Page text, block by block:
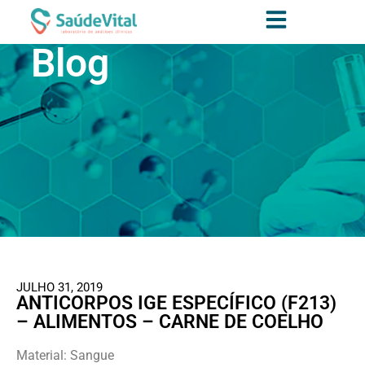
Blog
JULHO 31, 2019
ANTICORPOS IGE ESPECÍFICO (F213)
– ALIMENTOS – CARNE DE COELHO
Material: Sangue